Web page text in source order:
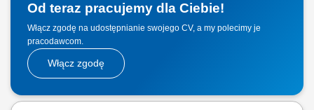
Od teraz pracujemy dla Ciebie!
Włącz zgodę na udostępnianie swojego CV, a my polecimy je
pracodawcom.
Włącz zgodę